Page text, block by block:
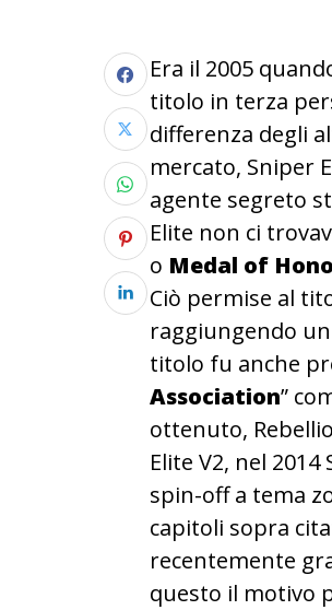
Era il 2005
titolo in terza
differenza degli
mercato, Sniper
agente segreto
Elite non ci
o Medal of
Ciò permise al
raggiungendo
titolo fu anche
Association”
ottenuto,
Elite V2, nel
spin-off a tema
capitoli sopra
recentemente
questo il motivo